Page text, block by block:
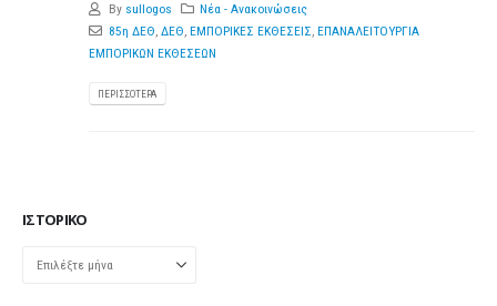
By sullogos
Νέα - Ανακοινώσεις
85η ΔΕΘ, ΔΕΘ, ΕΜΠΟΡΙΚΕΣ ΕΚΘΕΣΕΙΣ, ΕΠΑΝΑΛΕΙΤΟΥΡΓΙΑ
ΕΜΠΟΡΙΚΩΝ ΕΚΘΕΣΕΩΝ
ΠΕΡΙΣΣΌΤΕΡΑ
ΙΣΤΟΡΙΚΌ